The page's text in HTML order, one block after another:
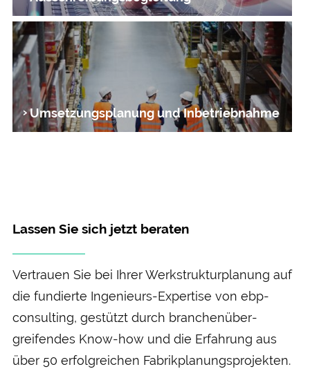
Umsetzungsplanung und Inbetriebnahme
Lassen Sie sich jetzt beraten
Vertrauen Sie bei Ihrer Werk­struktur­planung auf
die fundierte Ingenieurs-Expertise von ebp-
consulting, gestützt durch branchen­über­
greifendes Know-how und die Erfahrung aus
über 50 erfolgreichen Fabrik­planungs­projekten.